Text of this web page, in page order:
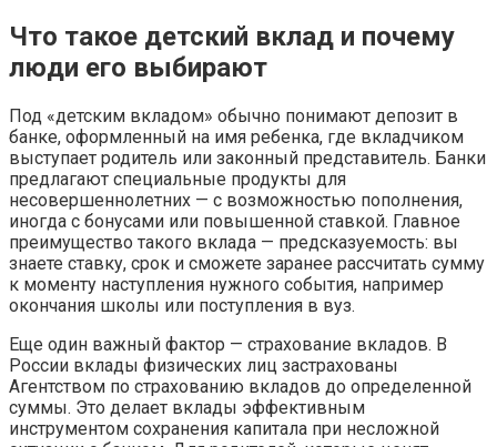
Что такое детский вклад и почему
люди его выбирают
Под «детским вкладом» обычно понимают депозит в
банке, оформленный на имя ребенка, где вкладчиком
выступает родитель или законный представитель. Банки
предлагают специальные продукты для
несовершеннолетних — с возможностью пополнения,
иногда с бонусами или повышенной ставкой. Главное
преимущество такого вклада — предсказуемость: вы
знаете ставку, срок и сможете заранее рассчитать сумму
к моменту наступления нужного события, например
окончания школы или поступления в вуз.
Еще один важный фактор — страхование вкладов. В
России вклады физических лиц застрахованы
Агентством по страхованию вкладов до определенной
суммы. Это делает вклады эффективным
инструментом сохранения капитала при несложной